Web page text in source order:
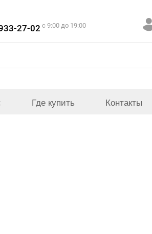
27-02 c 9:00 до 19:00
Где купить Контакты